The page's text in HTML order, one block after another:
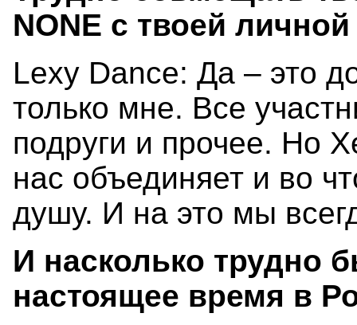
NONE с твоей
Lexy Dance: Да – это
только мне. Все
подруги и прочее. Но
нас объединяет и во
душу. И на это мы
И насколько трудно
настоящее время в